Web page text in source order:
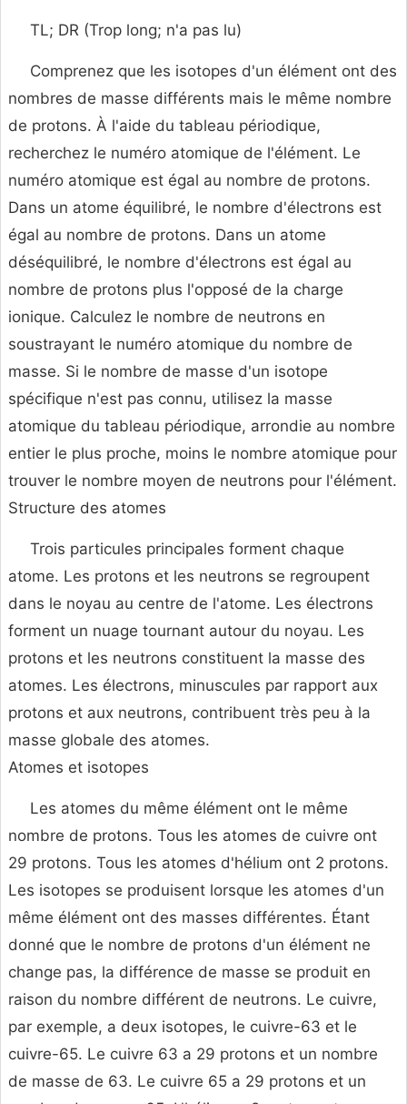
TL; DR (Trop long; n'a pas lu)
Comprenez que les isotopes d'un élément ont des
nombres de masse différents mais le même nombre
de protons. À l'aide du tableau périodique,
recherchez le numéro atomique de l'élément. Le
numéro atomique est égal au nombre de protons.
Dans un atome équilibré, le nombre d'électrons est
égal au nombre de protons. Dans un atome
déséquilibré, le nombre d'électrons est égal au
nombre de protons plus l'opposé de la charge
ionique. Calculez le nombre de neutrons en
soustrayant le numéro atomique du nombre de
masse. Si le nombre de masse d'un isotope
spécifique n'est pas connu, utilisez la masse
atomique du tableau périodique, arrondie au nombre
entier le plus proche, moins le nombre atomique pour
trouver le nombre moyen de neutrons pour l'élément.
Structure des atomes
Trois particules principales forment chaque
atome. Les protons et les neutrons se regroupent
dans le noyau au centre de l'atome. Les électrons
forment un nuage tournant autour du noyau. Les
protons et les neutrons constituent la masse des
atomes. Les électrons, minuscules par rapport aux
protons et aux neutrons, contribuent très peu à la
masse globale des atomes.
Atomes et isotopes
Les atomes du même élément ont le même
nombre de protons. Tous les atomes de cuivre ont
29 protons. Tous les atomes d'hélium ont 2 protons.
Les isotopes se produisent lorsque les atomes d'un
même élément ont des masses différentes. Étant
donné que le nombre de protons d'un élément ne
change pas, la différence de masse se produit en
raison du nombre différent de neutrons. Le cuivre,
par exemple, a deux isotopes, le cuivre-63 et le
cuivre-65. Le cuivre 63 a 29 protons et un nombre
de masse de 63. Le cuivre 65 a 29 protons et un